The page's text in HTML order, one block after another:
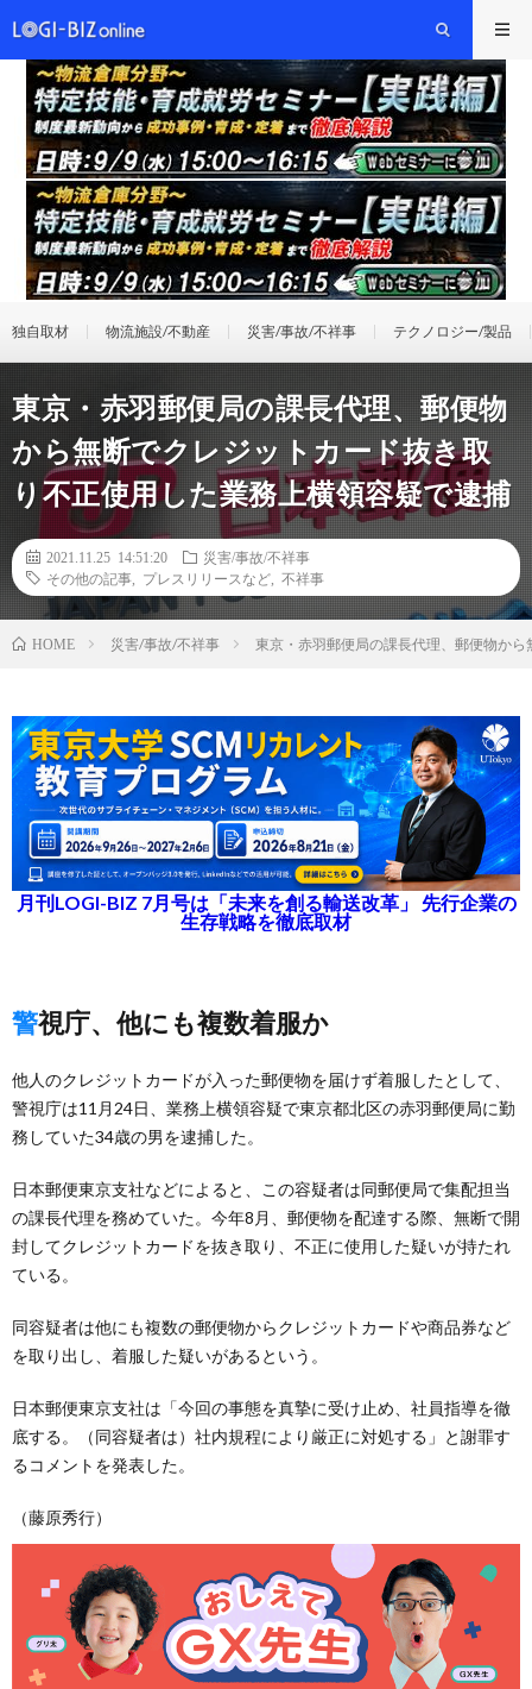
独自取材 物流施設/不動産 災害/事故/不祥事 テクノロジー/製品
東京・赤羽郵便局の課長代理、郵便物
から無断でクレジットカード抜き取
り不正使用した業務上横領容疑で逮捕
2021.11.25 14:51:20
災害/事故/不祥事
その他の記事
プレスリリースなど 不祥事
HOME 災害/事故/不祥事 東京・赤羽郵便局の課長代理、郵便物か
月刊LOGI-BIZ 7月号は「未来を創る輸送改革」 先行企業の
生存戦略を徹底取材
警視庁、他にも複数着服か
他人のクレジットカードが入った郵便物を届けず着服したとして、
警視庁は11月24日、業務上横領容疑で東京都北区の赤羽郵便局に勤
務していた34歳の男を逮捕した。
日本郵便東京支社などによると、この容疑者は同郵便局で集配担当
の課長代理を務めていた。今年8月、郵便物を配達する際、無断で開
封してクレジットカードを抜き取り、不正に使用した疑いが持たれ
ている。
同容疑者は他にも複数の郵便物からクレジットカードや商品券など
を取り出し、着服した疑いがあるという。
日本郵便東京支社は「今回の事態を真摯に受け止め、社員指導を徹
底する。（同容疑者は）社内規程により厳正に対処する」と謝罪す
るコメントを発表した。
（藤原秀行）